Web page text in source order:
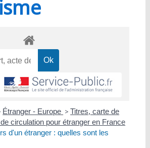
Étranger - Europe > Titres, carte de
circulation pour étranger en France
d'un étranger : quelles sont les